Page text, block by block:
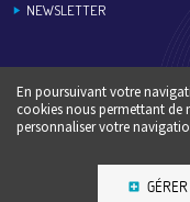
NEWSLETTER
En poursuivant votre
cookies nous permettant de
personnaliser votre